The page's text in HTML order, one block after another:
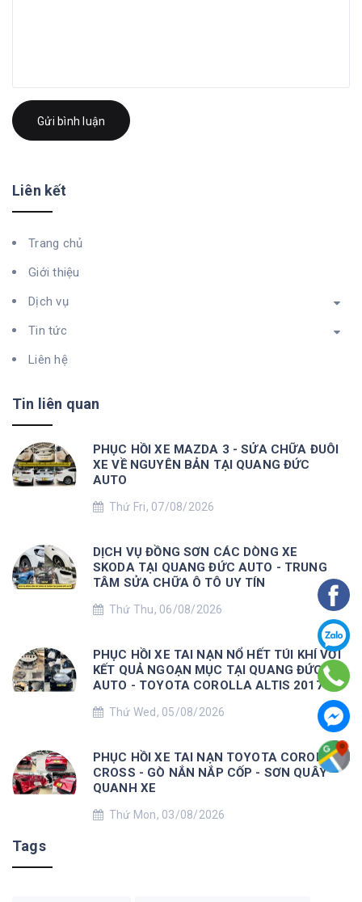
Gửi bình luận
Liên kết
Trang chủ
Giới thiệu
Dịch vụ
Tin tức
Liên hệ
Tin liên quan
PHỤC HỒI XE MAZDA 3 - SỬA CHỮA ĐUÔI
XE VỀ NGUYÊN BẢN TẠI QUANG ĐỨC
AUTO
Thứ Fri, 07/08/2026
DỊCH VỤ ĐỒNG SƠN CÁC DÒNG XE
SKODA TẠI QUANG ĐỨC AUTO - TRUNG
TÂM SỬA CHỮA Ô TÔ UY TÍN
Thứ Thu, 06/08/2026
PHỤC HỒI XE TAI NẠN NỔ HẾT TÚI KHÍ VỚI
KẾT QUẢ NGOẠN MỤC TẠI QUANG ĐỨC
AUTO - TOYOTA COROLLA ALTIS 2017
Thứ Wed, 05/08/2026
PHỤC HỒI XE TAI NẠN TOYOTA COROLLA
CROSS - GÒ NẮN NẮP CỐP - SƠN QUÂY
QUANH XE
Thứ Mon, 03/08/2026
Tags